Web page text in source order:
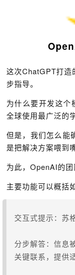
这次ChatGPT打造
步指导。
为什么要开发这个
全球使用最广泛的
但是，我们怎么能
是把解决方案喂到
为此，OpenAI的团
主要功能可以概括
交互式提示：苏
分步解答：信息
关键联系，提供